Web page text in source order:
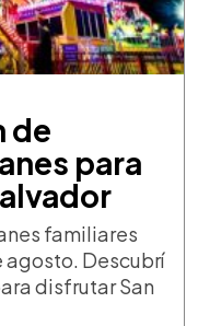
de
para
familiares
agosto. Descubrí
disfrutar San